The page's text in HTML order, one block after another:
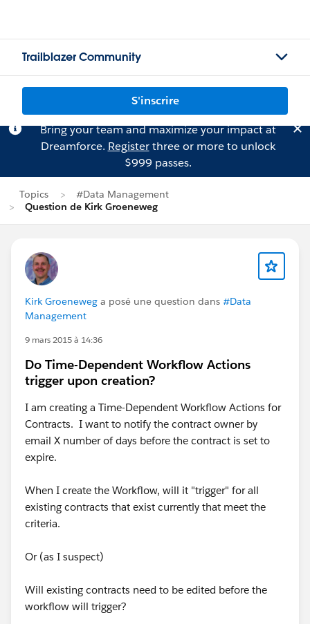
Trailblazer Community
S'inscrire
Bring your team and maximize your impact at
Dreamforce. Registerthree or more to unlock
$999 passes.
Topics
#Data Management
Question de Kirk Groeneweg
Kirk Groeneweg a posé une question dans #Data
Management
9 mars 2015 à 14:36
Do Time-Dependent Workflow Actions
trigger upon creation?
I am creating a Time-Dependent Workflow Actions for
Contracts. I want to notify the contract owner by
email X number of days before the contract is set to
expire.
When I create the Workflow, will it "trigger" for all
existing contracts that exist currently that meet the
criteria.
Or (as I suspect)
Will existing contracts need to be edited before the
workflow will trigger?